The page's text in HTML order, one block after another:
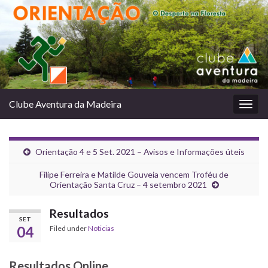
Clube Aventura da Madeira
Orientação 4 e 5 Set. 2021 – Avisos e Informações úteis
Filipe Ferreira e Matilde Gouveia vencem Troféu de
Orientação Santa Cruz – 4 setembro 2021
SET
04
Resultados
Filed underNoticias